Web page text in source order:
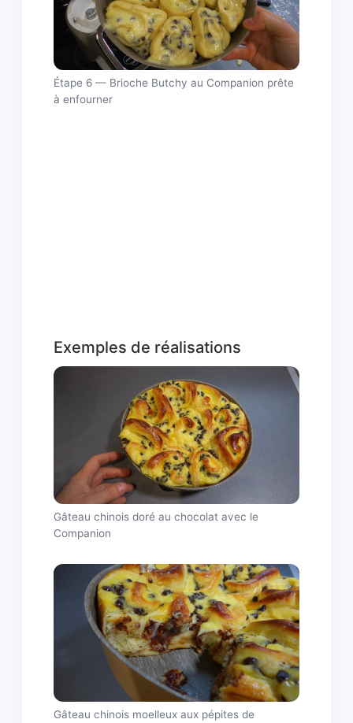
Étape 6 — Brioche Butchy au Companion prête
à enfourner
Exemples de réalisations
Gâteau chinois doré au chocolat avec le
Companion
Gâteau chinois moelleux aux pépites de